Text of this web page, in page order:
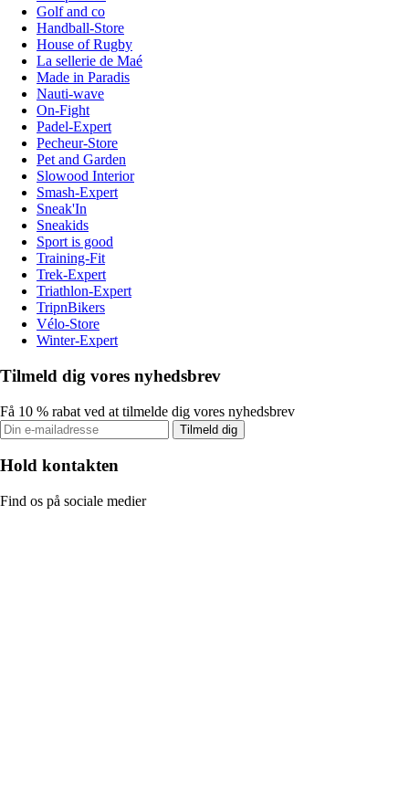
Golf and co
Handball-Store
House of Rugby
La sellerie de Maé
Made in Paradis
Nauti-wave
On-Fight
Padel-Expert
Pecheur-Store
Pet and Garden
Slowood Interior
Smash-Expert
Sneak'In
Sneakids
Sport is good
Training-Fit
Trek-Expert
Triathlon-Expert
TripnBikers
Vélo-Store
Winter-Expert
Tilmeld dig vores nyhedsbrev
Få 10 % rabat ved at tilmelde dig vores nyhedsbrev
Tilmeld dig
Hold kontakten
Find os på sociale medier